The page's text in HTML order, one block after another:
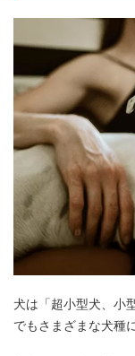
犬は「超小型犬、小
でもさまざまな犬種